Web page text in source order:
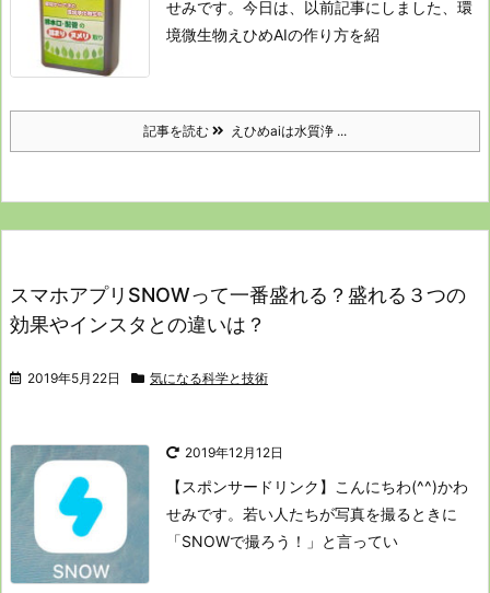
せみです。 今日は、以前記事にしました、 環
境微生物えひめAIの作り方を紹
記事を読む えひめaiは水質浄 ...
スマホアプリSNOWって一番盛れる？盛れる３つの
効果やインスタとの違いは？
2019年5月22日 気になる科学と技術
2019年12月12日
【スポンサードリンク】
こんにちわ(^^)かわ
せみです。 若い人たちが写真を撮るときに
「SNOWで撮ろう！」 と言ってい